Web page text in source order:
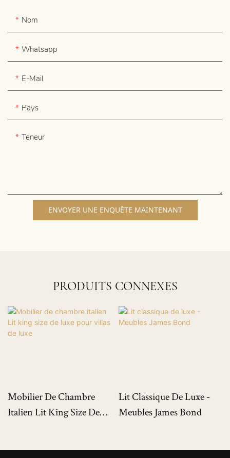
Nom
Whatsapp
E-Mail
Pays
Teneur
ENVOYER UNE ENQUÊTE MAINTENANT
PRODUITS CONNEXES
Mobilier De Chambre
Italien Lit King Size De
Lit Classique De Luxe -
Meubles James Bond